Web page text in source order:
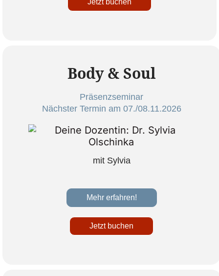
Body & Soul
Präsenzseminar
Nächster Termin am 07./08.11.2026
mit Sylvia
Mehr erfahren!
Jetzt buchen